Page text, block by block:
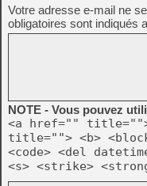
Votre adresse e-mail ne
obligatoires sont indiqués
NOTE - Vous pouvez
<a href=""
title=""> <b>
<code> <del
<s> <strike>